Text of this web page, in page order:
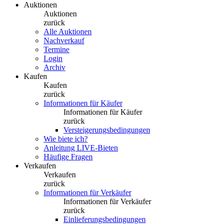
Auktionen
Auktionen
zurück
Alle Auktionen
Nachverkauf
Termine
Login
Archiv
Kaufen
Kaufen
zurück
Informationen für Käufer
Informationen für Käufer
zurück
Versteigerungsbedingungen
Wie biete ich?
Anleitung LIVE-Bieten
Häufige Fragen
Verkaufen
Verkaufen
zurück
Informationen für Verkäufer
Informationen für Verkäufer
zurück
Einlieferungsbedingungen